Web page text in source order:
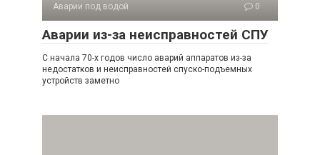
Аварии под водой 0
Аварии из-за неисправностей СПУ
С начала 70-х годов число аварий аппаратов из-за
недостатков и неисправностей спуско-подъемных
устройств заметно